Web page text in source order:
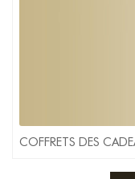
COFFRETS DES